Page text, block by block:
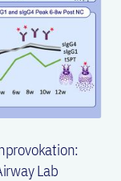
Lab